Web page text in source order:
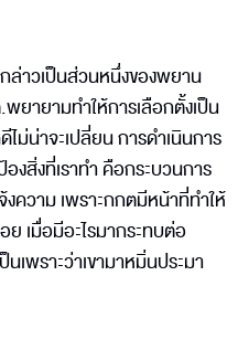
ล่าวเป็นส่วนหนึ่งของพยาน
ยายามทำให้การเลือกตั้งเป็น
ม่น่าจะเปลี่ยน การดำเนินการ
งสิ่งที่เราทำ คือกระบวนการ
งความ เพราะกกตมีหน้าที่ทำให้
ย เมื่อมีอะไรมากระทบต่อ
เพราะว่าเขามาหมิ่นประมา